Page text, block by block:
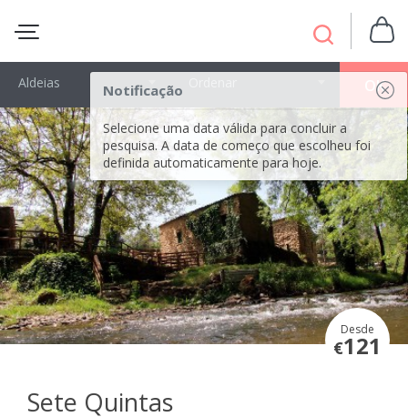
Notificação
Selecione uma data válida para concluir a
pesquisa. A data de começo que escolheu foi
definida automaticamente para hoje.
OK
Aldeias
Desde
€121
Sete Quintas